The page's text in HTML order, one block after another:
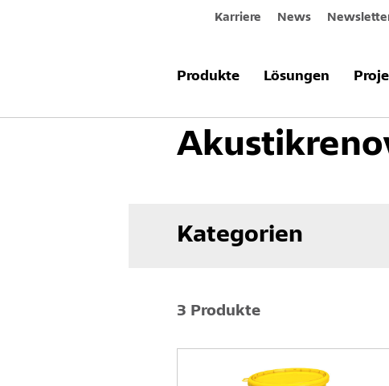
Karriere News
Produkte Lösungen
Produkte & Systeme Akustik
Kategorien
3 Produkte